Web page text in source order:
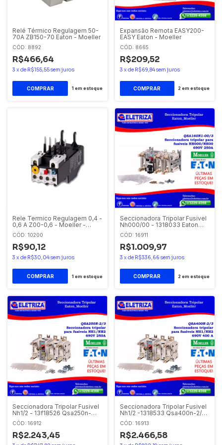
Relé Térmico Regulagem 50-
70A ZB150-70 Eaton - Moeller
CÓD: 8892
R$466,64
3 x de R$155,55sem juros
1 em estoque
Expansão Remota EASY200-
EASY Eaton - Moeller
CÓD: 8665
R$209,52
3 x de R$69,84sem juros
2 em estoque
Rele Termico Regulagem 0,4 -
0,6 A Z00-0,6 - Moeller -
Eaton
CÓD: 10200
R$90,12
3 x de R$30,04sem juros
1 em estoque
Seccionadora Tripolar Fusivel
Nh000/00 - 1318033 Eaton
Qsa160n1-00/3 Eaton-moeller
CÓD: 16911
R$1.009,97
3 x de R$336,66 sem juros
2 em estoque
Seccionadora Tripolar Fusivel
Nh1/2 - 13f18526 Qsa250n-
2/3eaton-moeller
CÓD: 16912
R$2.243,45
Seccionadora Tripolar Fusivel
Nh1/2 -1318533 Qsa400n-2/3
Eaton-moeller
CÓD: 16913
R$2.466,58